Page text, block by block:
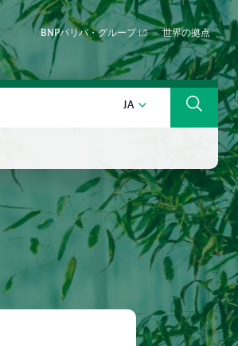
BNPパリバ・グループ 世界の拠点
JA 日本語 検索